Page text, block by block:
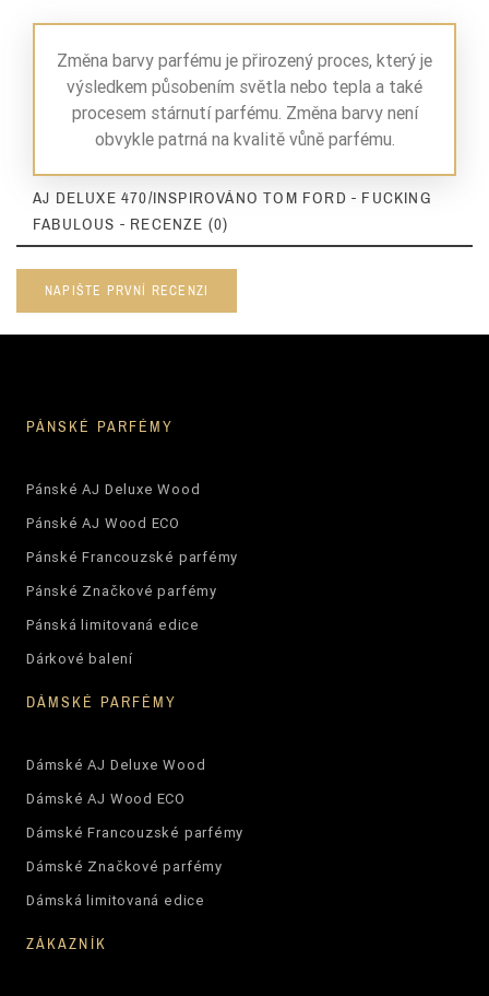
Změna barvy parfému je přirozený proces, který je
výsledkem působením světla nebo tepla a také
procesem stárnutí parfému. Změna barvy není
obvykle patrná na kvalitě vůně parfému.
AJ DELUXE 470/INSPIROVÁNO TOM FORD - FUCKING
FABULOUS - RECENZE (0)
NAPIŠTE PRVNÍ RECENZI
PÁNSKÉ PARFÉMY
Pánské AJ Deluxe Wood
Pánské AJ Wood ECO
Pánské Francouzské parfémy
Pánské Značkové parfémy
Pánská limitovaná edice
Dárkové balení
DÁMSKÉ PARFÉMY
Dámské AJ Deluxe Wood
Dámské AJ Wood ECO
Dámské Francouzské parfémy
Dámské Značkové parfémy
Dámská limitovaná edice
ZÁKAZNÍK